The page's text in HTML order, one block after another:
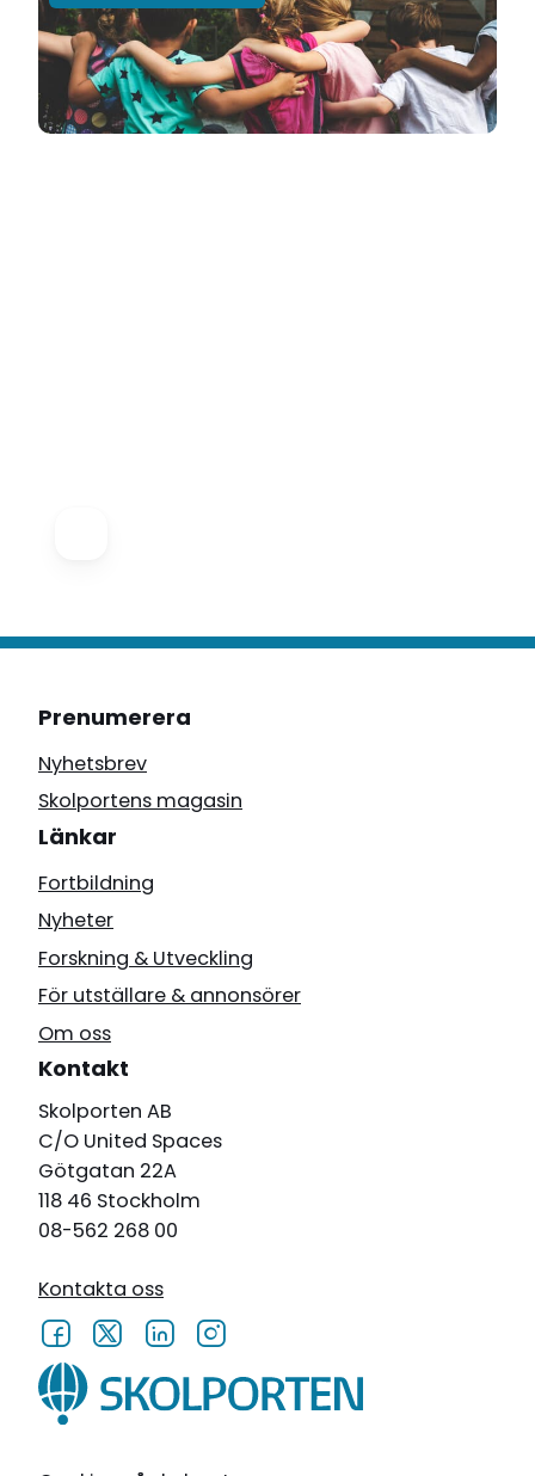
Prenumerera
Nyhetsbrev
Skolportens magasin
Länkar
Fortbildning
Nyheter
Forskning & Utveckling
För utställare & annonsörer
Om oss
Kontakt
Skolporten AB
C/O United Spaces
Götgatan 22A
118 46 Stockholm
08-562 268 00
Kontakta oss